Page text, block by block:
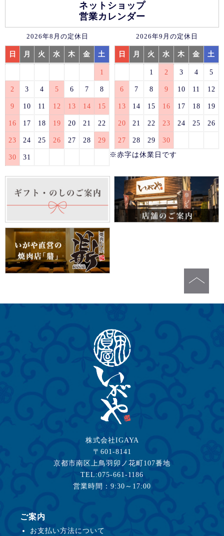
ネットショップ
営業カレンダー
2026年8月の定休日
日 月 火 水 木 金 土
1
2 3 4 5 6 7 8
9 10 11 12 13 14 15
16 17 18 19 20 21 22
23 24 25 26 27 28 29
30 31
2026年9月の定休日
日 月 火 水 木 金 土
1 2 3 4 5
6 7 8 9 10 11 12
13 14 15 16 17 18 19
20 21 22 23 24 25 26
27 28 29
30
※赤字は休業日です
株式会社IGAYA
〒601-8141
京都市南区上鳥羽卯ノ花町107番地
TEL:075-661-1186
営業時間：9:30～17:00
ご案内
お支払い方法について